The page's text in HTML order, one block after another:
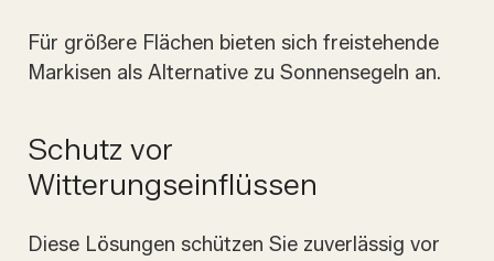
Für größere Flächen bieten sich freistehende
Markisen als Alternative zu Sonnensegeln an.
Schutz vor
Witterungseinflüssen
Diese Lösungen schützen Sie zuverlässig vor